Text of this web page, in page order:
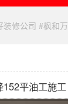
修公司 #枫和
152平油工施工